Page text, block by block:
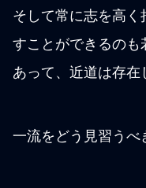
そして常に志を高
すことができるの
あって、近道は存在
一流をどう見習うべ